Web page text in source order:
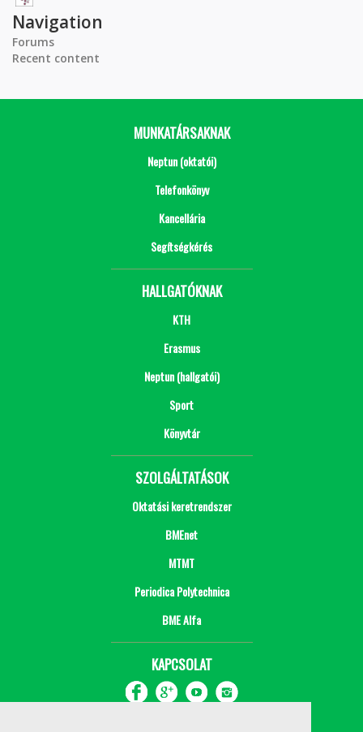
Navigation
Forums
Recent content
MUNKATÁRSAKNAK
Neptun (oktatói)
Telefonkönyv
Kancellária
Segítségkérés
HALLGATÓKNAK
KTH
Erasmus
Neptun (hallgatói)
Sport
Könyvtár
SZOLGÁLTATÁSOK
Oktatási keretrendszer
BMEnet
MTMT
Periodica Polytechnica
BME Alfa
KAPCSOLAT